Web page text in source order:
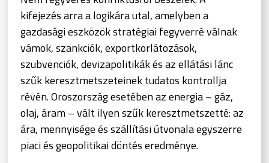
kifejezés arra a logikára utal, amelyben a
gazdasági eszközök stratégiai fegyverré válnak
vámok, szankciók, exportkorlátozások,
szubvenciók, devizapolitikák és az ellátási lánc
szűk keresztmetszeteinek tudatos kontrollja
révén. Oroszország esetében az energia – gáz,
olaj, áram – vált ilyen szűk keresztmetszetté: az
ára, mennyisége és szállítási útvonala egyszerre
piaci és geopolitikai döntés eredménye.